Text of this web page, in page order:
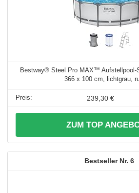
Bestway® Steel Pro MAX™ Aufstellpool-
366 x 100 cm, lichtgrau,
239,30 €
ZUM TOP
6